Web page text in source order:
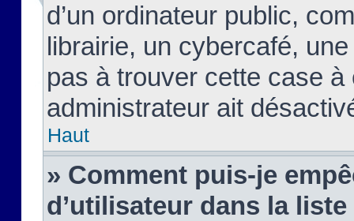
d’un ordinateur public,
librairie, un cybercafé,
pas à trouver cette case à
administrateur ait
Haut
» Comment puis-je
d’utilisateur dans la